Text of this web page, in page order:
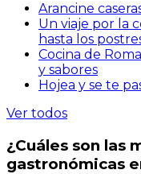
Arancine
Un viaje por la
hasta los
Cocina de
y sabores
Hojea y se te
Ver todos
¿Cuáles son las
gastronómicas